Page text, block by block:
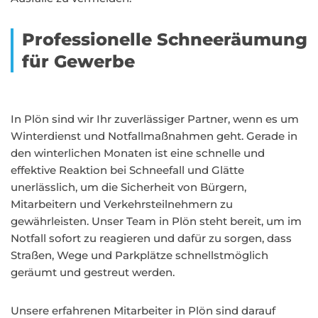
Professionelle Schneeräumung
für Gewerbe
In Plön sind wir Ihr zuverlässiger Partner, wenn es um
Winterdienst und Notfallmaßnahmen geht. Gerade in
den winterlichen Monaten ist eine schnelle und
effektive Reaktion bei Schneefall und Glätte
unerlässlich, um die Sicherheit von Bürgern,
Mitarbeitern und Verkehrsteilnehmern zu
gewährleisten. Unser Team in Plön steht bereit, um im
Notfall sofort zu reagieren und dafür zu sorgen, dass
Straßen, Wege und Parkplätze schnellstmöglich
geräumt und gestreut werden.
Unsere erfahrenen Mitarbeiter in Plön sind darauf